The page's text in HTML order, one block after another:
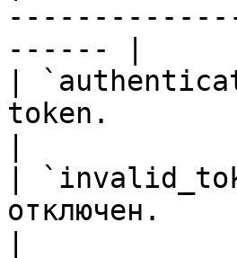
------ |
|
token.
|
отключен.